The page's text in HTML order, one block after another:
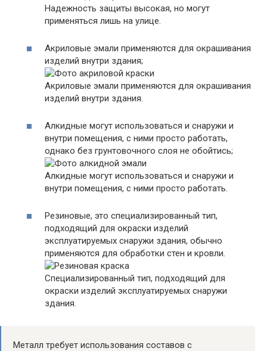
Надежность защиты высокая, но могут
применяться лишь на улице.
Акриловые эмали применяются для окрашивания
изделий внутри здания;
Акриловые эмали применяются для окрашивания
изделий внутри здания.
Алкидные могут использоваться и снаружи и
внутри помещения, с ними просто работать,
однако без грунтовочного слоя не обойтись;
Алкидные могут использоваться и снаружи и
внутри помещения, с ними просто работать.
Резиновые, это специализированный тип,
подходящий для окраски изделий
эксплуатируемых снаружи здания, обычно
применяются для обработки стен и кровли.
Специализированный тип, подходящий для
окраски изделий эксплуатируемых снаружи
здания.
Металл требует использования составов с